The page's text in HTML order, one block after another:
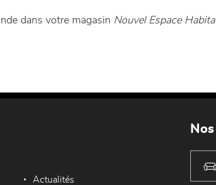
dans votre magasin Nouvel Espace
Actualités